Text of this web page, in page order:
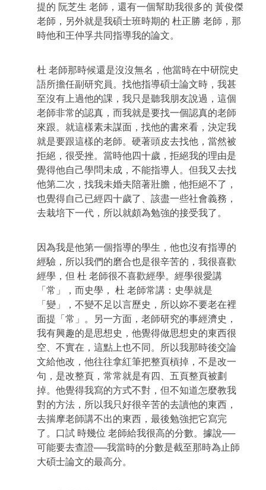
提的 阮芝生 老師，還有一個幫助我很多的 黃俊傑
老師，另外就是我碩士班時期的 杜正勝 老師，那
時他和王仲孚共同指導我的論文。
杜 老師那時候還是沒沒無名，他當時在中研院史
語所擔任副研究員。找他指導碩士論文時，我甚
至沒有上過他的課，我只是聽我朋友說過，這個
老師非常的認真，而我就是要找一個認真的老師
來跟。就這樣素未謀面，找他的書來看，決定我
就是要跟這樣的老師。硬著頭皮去找他，當然被
拒絕，很受挫。當時他四十歲，拒絕我的理由是
覺得他自己學問未成，不能指導人。但我又去找
他第二次，找我未婚夫陪著壯膽，他拒絕不了，
也覺得自己已經四十歲了、該盡一些社會義務，
去栽培下一代，所以就頗為勉強的接受我了。
因為我是他第一個指導的學生，他也沒有指導的
經驗，所以我們的磨合也是很辛苦的，我很喜歡
經學，但 杜 老師很不喜歡經學。經學很愛講
「常」，而史學， 杜 老師常講：史學就是
「變」，不變不足以言歷史，所以妳不要老在裡
面提「常」。另一方面，老師研究的事經濟史，
我有興趣的是思想史，他覺得做思想史的東西很
空、不實在，這點上也不同。所以我那時後交論
文給他改，他往往拿紅筆把整頁槓掉，不是改一
句，是改整頁，常常就是有四、五頁整頁被劃
掉。他覺得我寫的方式不對，但不知道怎麼教我
對的方法，所以我只好很辛苦的去讀他的東西，
去揣摩老師講不出的東西，最後勉強把它寫完
了。口試 時幾位 老師給我很高的分數。據說──
可能要去查證──我當時的分數是截至那時為止師
大碩士論文的最高分。